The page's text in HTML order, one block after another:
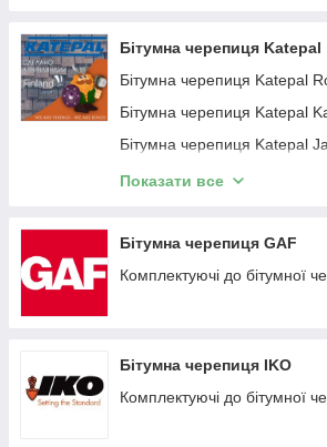
Пропонуємо Бітумну черепицюKATEPAL
Corning (США)
(Італія),
У налії на складі в Харкові та під
Монтаж. Доставка на об'єкт
Бітумна черепиця Katepal
Бітумна черепиця Katepal
Бітумна черепиця Katepal
Бітумна черепиця Katepal
Бітумна черепиця Katepal
Бітумна черепиця KATEPAL.
Бітумна черепиця Katepal
Показати все
Бітумна черепиця GAF
Комплектуючі до бітумної
Бітумна черепиця IKO
Комплектуючі до бітумної